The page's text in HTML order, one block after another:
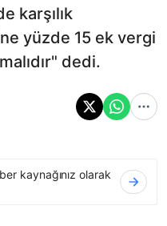
karşılık
yüzde 15 ek vergi
dedi.
kaynağınız olarak